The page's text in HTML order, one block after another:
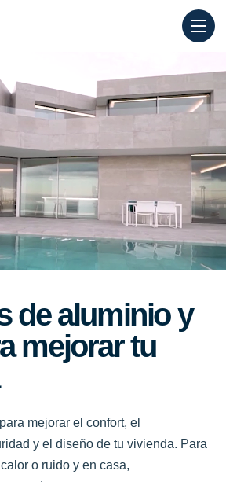
red especializada en ventanas de
de aluminio y
mejorar tu
mejorar el confort, el
y el diseño de tu vivienda. Para
o ruido y en casa,